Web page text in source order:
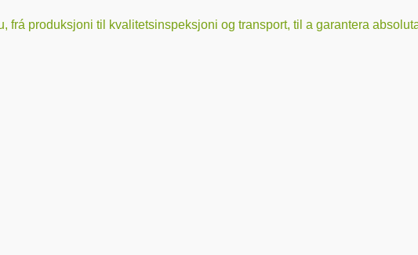
produksjoni til kvalitetsinspeksjoni og transport, til a garantera